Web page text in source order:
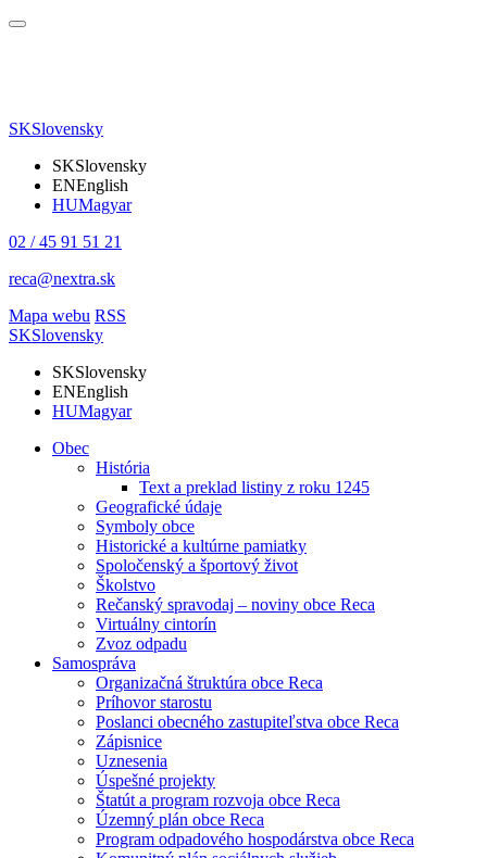
SKSlovensky
SKSlovensky
ENEnglish
HUMagyar
02 / 45 91 51 21
reca@nextra.sk
Mapa webu RSS
SKSlovensky
SKSlovensky
ENEnglish
HUMagyar
Obec
História
Text a preklad listiny z roku 1245
Geografické údaje
Symboly obce
Historické a kultúrne pamiatky
Spoločenský a športový život
Školstvo
Rečanský spravodaj – noviny obce Reca
Virtuálny cintorín
Zvoz odpadu
Samospráva
Organizačná štruktúra obce Reca
Príhovor starostu
Poslanci obecného zastupiteľstva obce Reca
Zápisnice
Uznesenia
Úspešné projekty
Štatút a program rozvoja obce Reca
Územný plán obce Reca
Program odpadového hospodárstva obce Reca